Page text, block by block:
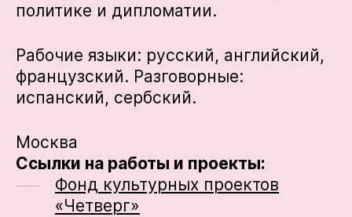
политике и дипломатии.
Рабочие языки: русский, английский,
французский. Разговорные:
испанский, сербский.
Москва
Ссылки на работы и проекты:
Фонд культурных проектов
«Четверг»